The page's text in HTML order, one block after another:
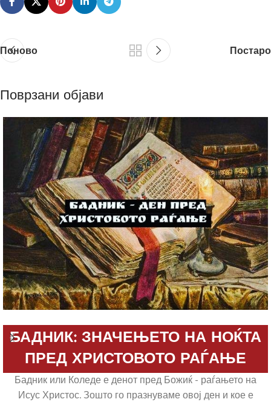
Поново Постаро
Поврзани објави
БАДНИК: ЗНАЧЕЊЕТО НА НОЌТА
ПРЕД ХРИСТОВОТО РАЃАЊЕ
Бадник или Коледе е денот пред Божиќ - раѓањето на
Исус Христос. Зошто го празнуваме овој ден и кое е